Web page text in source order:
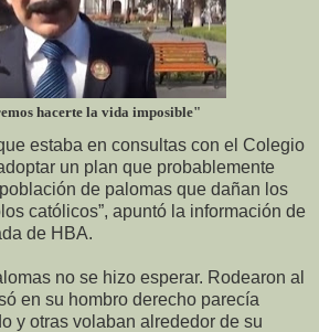
hacerte la vida imposible"
estaba en consultas con el Colegio
un plan que probablemente
de palomas que dañan los
católicos”, apuntó la información de
de HBA.
no se hizo esperar. Rodearon al
en su hombro derecho parecía
y otras volaban alrededor de su